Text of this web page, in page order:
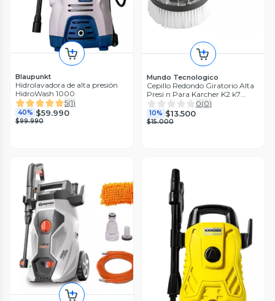
Blaupunkt
Hidrolavadora de alta presión
HidroWash 1000
5(1)
40% $59.990
$99.990
Mundo Tecnologico
Cepillo Redondo Giratorio Alta
Presi n Para Karcher K2 k7
Negro
0(0)
10% $13.500
$15.000